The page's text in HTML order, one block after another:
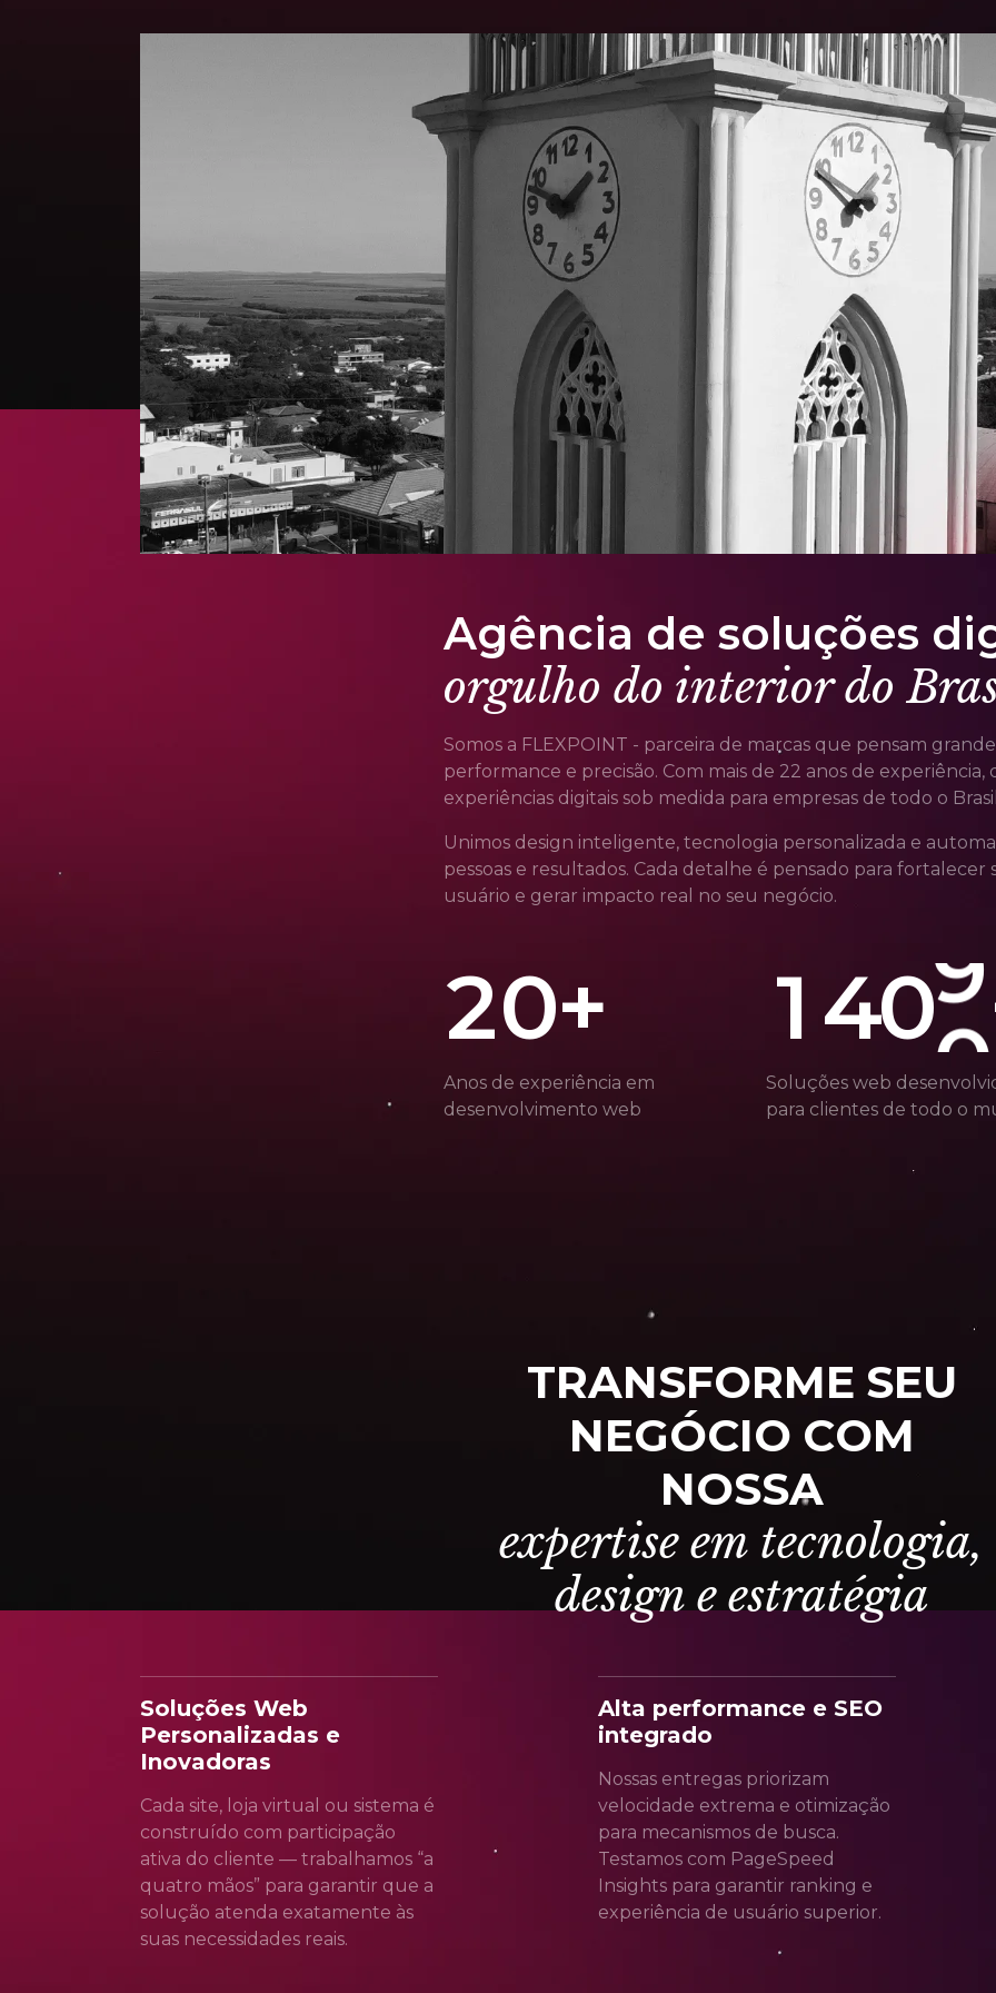
Agência de soluções
orgulho do interior do
Somos a FLEXPOINT - parceira de marcas que pensam
performance e precisão. Com mais de 22 anos de experiência,
experiências digitais sob medida para empresas de todo o
Unimos design inteligente, tecnologia personalizada e
pessoas e resultados. Cada detalhe é pensado para
usuário e gerar impacto real no seu negócio.
9
0
1
2
4
5
6
7
8
9
2
9
0
1
2
3
4
5
6
7
8
9
0+
Anos de experiência em
desenvolvimento web
9
0
1
3
4
5
6
7
8
9
1
9
0
1
2
3
4
5
6
7
8
9
4
9
0
1
2
3
4
5
6
7
8
0
9
0
1
2
3
4
5
6
7
8
0
Soluções web
para clientes de todo o
TRANSFORME SEU
NEGÓCIO COM
NOSSA
expertise em tecnologia,
design e estratégia
Soluções Web
Personalizadas e
Inovadoras
Cada site, loja virtual ou sistema é
construído com participação
ativa do cliente — trabalhamos “a
quatro mãos” para garantir que a
solução atenda exatamente às
suas necessidades reais.
Alta performance e SEO
integrado
Nossas entregas priorizam
velocidade extrema e otimização
para mecanismos de busca.
Testamos com PageSpeed
Insights para garantir ranking e
experiência de usuário superior.